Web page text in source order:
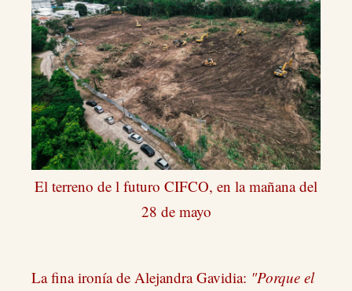
El terreno de l futuro CIFCO, en la mañana del
28 de mayo
La fina ironía de Alejandra Gavidia: "Porque el